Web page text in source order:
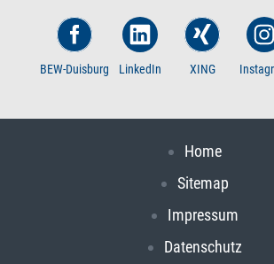
BEW-Duisburg LinkedIn XING
Home
Sitemap
Impressum
Datenschutz